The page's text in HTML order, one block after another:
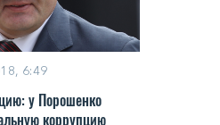
6:49
у Порошенко
коррупцию